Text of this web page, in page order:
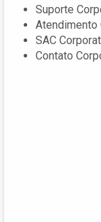
Suporte
Atendimento
SAC
Contato